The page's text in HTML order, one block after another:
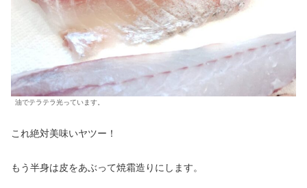
油でテラテラ光っています。
これ絶対美味いヤツー！
もう半身は皮をあぶって焼霜造りにします。